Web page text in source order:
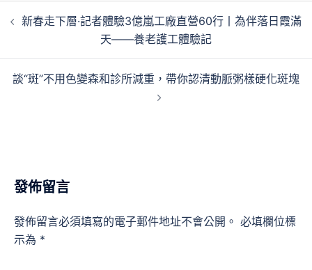
章
覽
新春走下層·記者體驗3億嵐工廠直營60行丨為伴落日霞滿
天——養老護工體驗記
談“斑”不用色變森和診所減重，帶你認清動脈粥樣硬化斑塊
發佈留言
發佈留言必須填寫的電子郵件地址不會公開。 必填欄位標
示為 *